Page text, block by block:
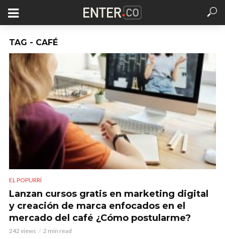
TAG - CAFÉ
EL POPURRÍ
Lanzan cursos gratis en marketing digital
y creación de marca enfocados en el
mercado del café ¿Cómo postularme?
242 views 2 min read